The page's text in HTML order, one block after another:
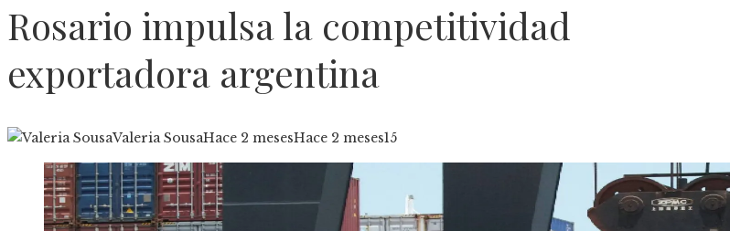
Rosario impulsa la competitividad
exportadora argentina
Valeria SousaHace 2 mesesHace 2 meses15